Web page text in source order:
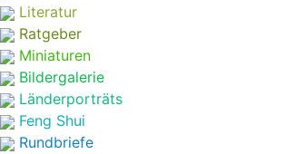
Literatur
Ratgeber
Miniaturen
Bildergalerie
Länderporträts
Feng Shui
Rundbriefe